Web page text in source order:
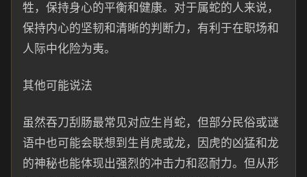
牲，保持身心的平衡和健康。对于属蛇的人来说，
保持内心的坚韧和清晰的判断力，有利于在职场和
人际中化险为夷。
其他可能说法
虽然吞刀刮肠最常见对应生肖蛇，但部分民俗或谜
语中也可能会联想到生肖虎或龙，因虎的凶猛和龙
的神秘也能体现出强烈的冲击力和忍耐力。但从形